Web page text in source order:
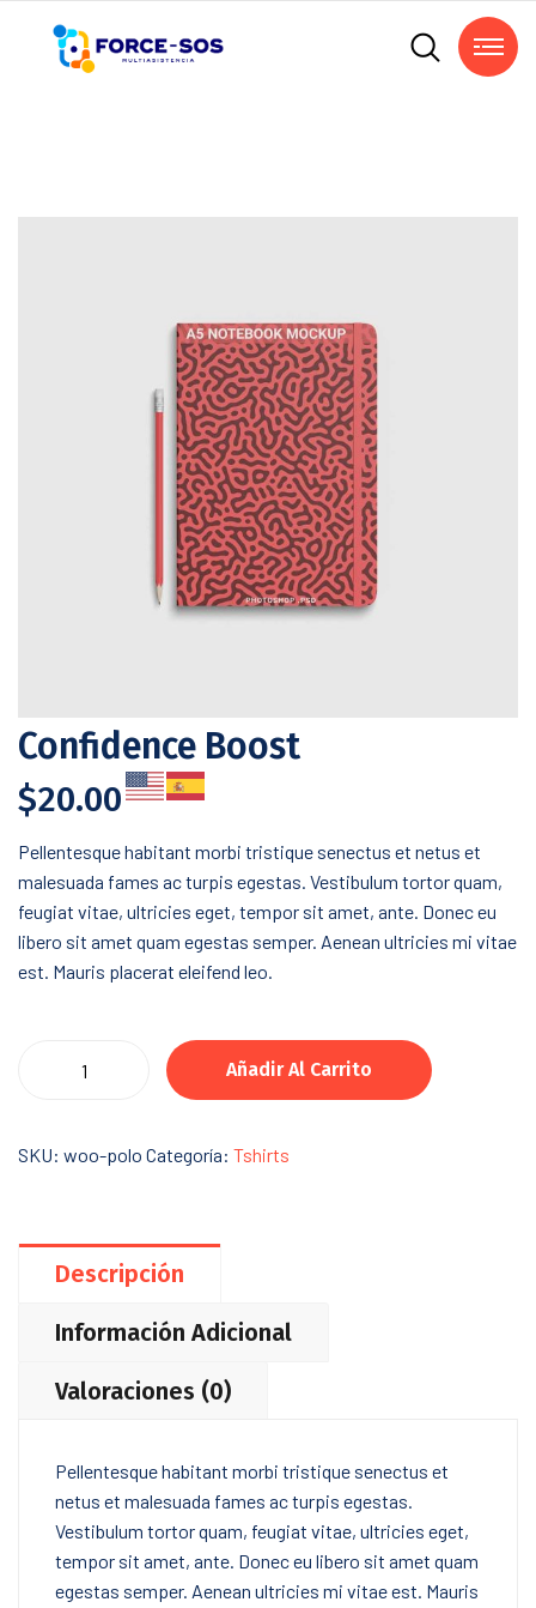
Confidence Boost
$20.00
Pellentesque habitant morbi tristique senectus et netus et
malesuada fames ac turpis egestas. Vestibulum tortor quam,
feugiat vitae, ultricies eget, tempor sit amet, ante. Donec eu
libero sit amet quam egestas semper. Aenean ultricies mi vitae
est. Mauris placerat eleifend leo.
Añadir Al Carrito
SKU: woo-polo Categoría: Tshirts
Descripción
Información Adicional
Valoraciones (0)
Pellentesque habitant morbi tristique senectus et
netus et malesuada fames ac turpis egestas.
Vestibulum tortor quam, feugiat vitae, ultricies eget,
tempor sit amet, ante. Donec eu libero sit amet quam
egestas semper. Aenean ultricies mi vitae est. Mauris